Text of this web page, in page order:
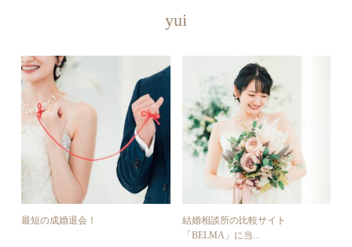
yui
最短の成婚退会！
結婚相談所の比較サイト
「BELMA」に当...